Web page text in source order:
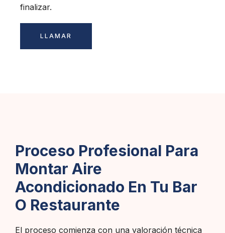
finalizar.
LLAMAR
Proceso Profesional Para
Montar Aire
Acondicionado En Tu Bar
O Restaurante
El proceso comienza con una valoración técnica